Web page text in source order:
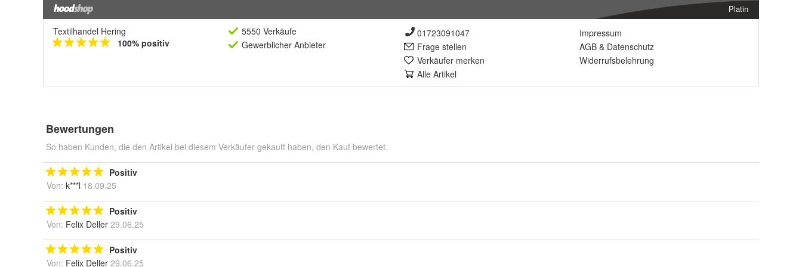
Platin
Textilhandel Hering
100% positiv
5550 Verkäufe
Gewerblicher Anbieter
01723091047
Frage stellen
Verkäufer merken
Alle Artikel
Impressum
AGB & Datenschutz
Widerrufsbelehrung
Bewertungen
So haben Kunden, die den Artikel bei diesem Verkäufer gekauft haben, den Kauf bewertet.
Positiv
Von: k***l 18.09.25
Positiv
Von: Felix Deller 29.06.25
Positiv
Von: Felix Deller 29.06.25